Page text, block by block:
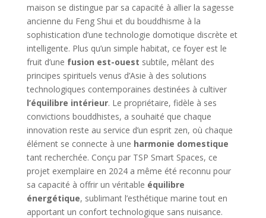
maison se distingue par sa capacité à allier la sagesse
ancienne du Feng Shui et du bouddhisme à la
sophistication d’une technologie domotique discrète et
intelligente. Plus qu’un simple habitat, ce foyer est le
fruit d’une fusion est-ouest subtile, mêlant des
principes spirituels venus d’Asie à des solutions
technologiques contemporaines destinées à cultiver
l’équilibre intérieur. Le propriétaire, fidèle à ses
convictions bouddhistes, a souhaité que chaque
innovation reste au service d’un esprit zen, où chaque
élément se connecte à une harmonie domestique
tant recherchée. Conçu par TSP Smart Spaces, ce
projet exemplaire en 2024 a même été reconnu pour
sa capacité à offrir un véritable équilibre
énergétique, sublimant l’esthétique marine tout en
apportant un confort technologique sans nuisance.